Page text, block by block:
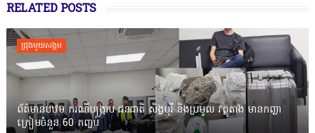
RELATED POSTS
ជ្រុងមួយសង្គម
ព័ត៌មានបឋម ករណីបង្ក្រាប ជនជាតិ សិង្ហបុរី និងប្រមូល វត្ថុតាង មានកញ្ឆា
ក្រៀមចំនួន 60 កញ្ចប់